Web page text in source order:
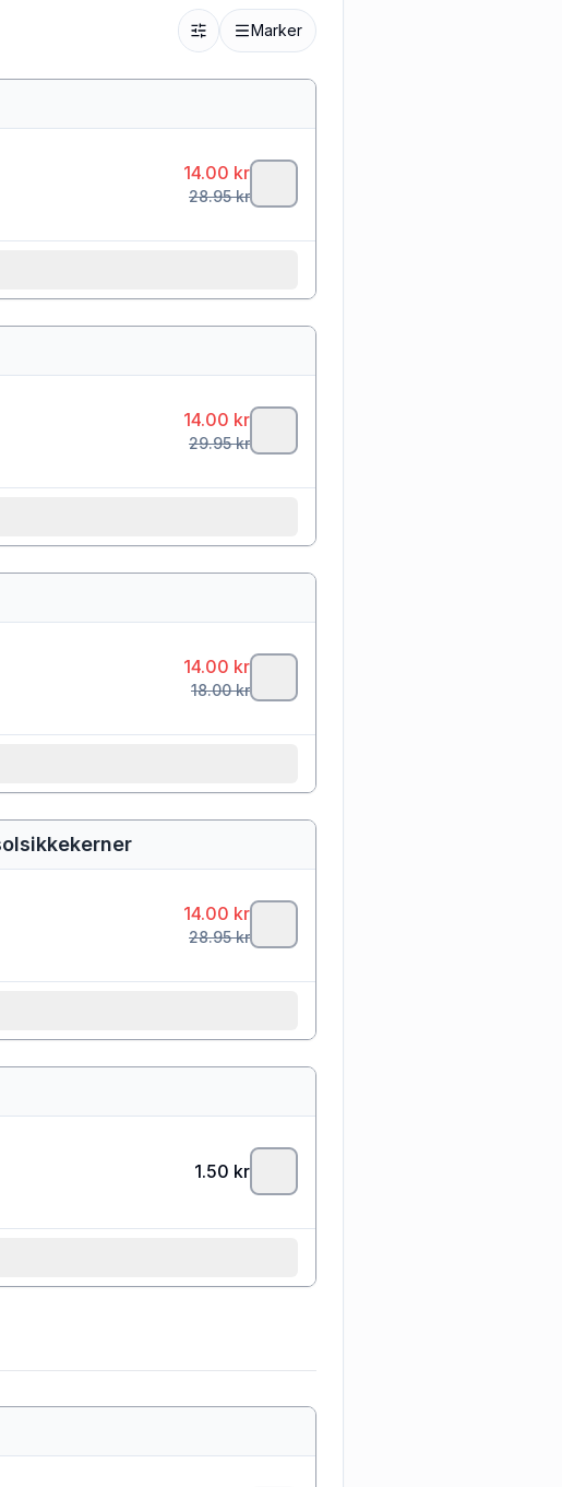
Marker
14.00 kr
28.95kr
14.00 kr
29.95kr
14.00 kr
18.00kr
14.00 kr
28.95kr
1.50 kr